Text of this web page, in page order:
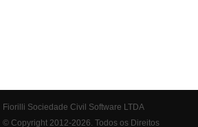
Fiorilli Sociedade Civil Software LTDA
© Copyright 2012-2026. Todos os Direitos